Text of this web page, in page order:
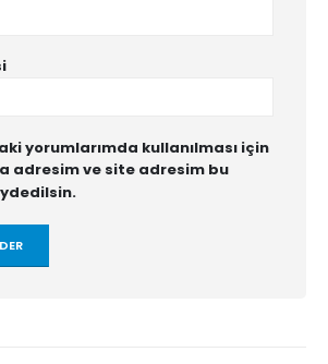
yorumlarımda kullanılması için
adresim ve site adresim bu